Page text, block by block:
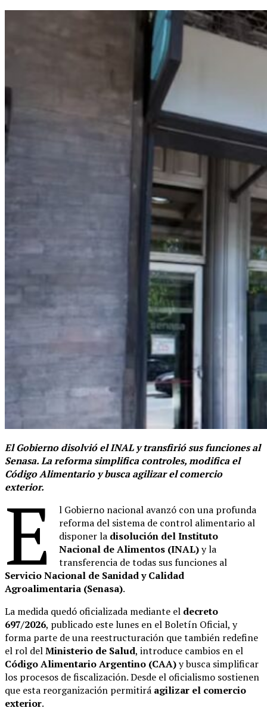
El Gobierno disolvió el INAL y transfirió sus funciones al
Senasa. La reforma simplifica controles, modifica el
Código Alimentario y busca agilizar el comercio
exterior.
E
l Gobierno nacional avanzó con una profunda
reforma del sistema de control alimentario al
disponer la disolución del Instituto
Nacional de Alimentos (INAL)y la
transferencia de todas sus funciones al
Servicio Nacional de Sanidad y Calidad
Agroalimentaria (Senasa).
La medida quedó oficializada mediante el decreto
697/2026, publicado este lunes en el Boletín Oficial, y
forma parte de una reestructuración que también redefine
el rol delMinisterio de Salud, introduce cambios en el
Código Alimentario Argentino (CAA)y busca simplificar
los procesos de fiscalización. Desde el oficialismo sostienen
que esta reorganización permitirá agilizar el comercio
exterior.